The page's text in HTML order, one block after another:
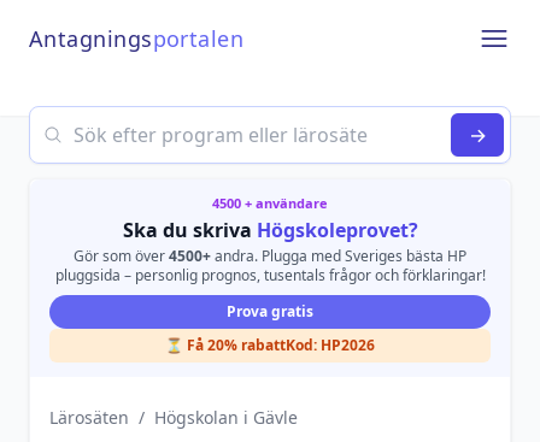
Antagningsportalen
Search
→
4500 + användare
Ska du skriva Högskoleprovet?
Gör som över4500+andra. Plugga med Sveriges bästa HP
pluggsida – personlig prognos, tusentals frågor och förklaringar!
Prova gratis
⏳ Få 20% rabattKod: HP2026
Lärosäten / Högskolan i Gävle